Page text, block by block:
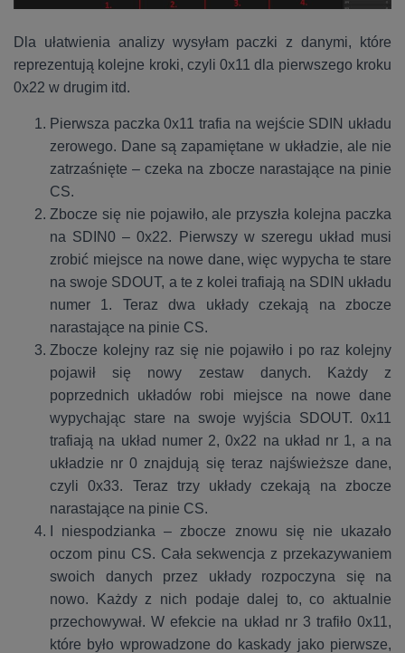
Dla ułatwienia analizy wysyłam paczki z danymi, które
reprezentują kolejne kroki, czyli 0x11 dla pierwszego kroku
0x22 w drugim itd.
Pierwsza paczka 0x11 trafia na wejście SDIN układu
zerowego. Dane są zapamiętane w układzie, ale nie
zatrzaśnięte – czeka na zbocze narastające na pinie
CS.
Zbocze się nie pojawiło, ale przyszła kolejna paczka
na SDIN0 – 0x22. Pierwszy w szeregu układ musi
zrobić miejsce na nowe dane, więc wypycha te stare
na swoje SDOUT, a te z kolei trafiają na SDIN układu
numer 1. Teraz dwa układy czekają na zbocze
narastające na pinie CS.
Zbocze kolejny raz się nie pojawiło i po raz kolejny
pojawił się nowy zestaw danych. Każdy z
poprzednich układów robi miejsce na nowe dane
wypychając stare na swoje wyjścia SDOUT. 0x11
trafiają na układ numer 2, 0x22 na układ nr 1, a na
układzie nr 0 znajdują się teraz najświeższe dane,
czyli 0x33. Teraz trzy układy czekają na zbocze
narastające na pinie CS.
I niespodzianka – zbocze znowu się nie ukazało
oczom pinu CS. Cała sekwencja z przekazywaniem
swoich danych przez układy rozpoczyna się na
nowo. Każdy z nich podaje dalej to, co aktualnie
przechowywał. W efekcie na układ nr 3 trafiło 0x11,
które było wprowadzone do kaskady jako pierwsze,